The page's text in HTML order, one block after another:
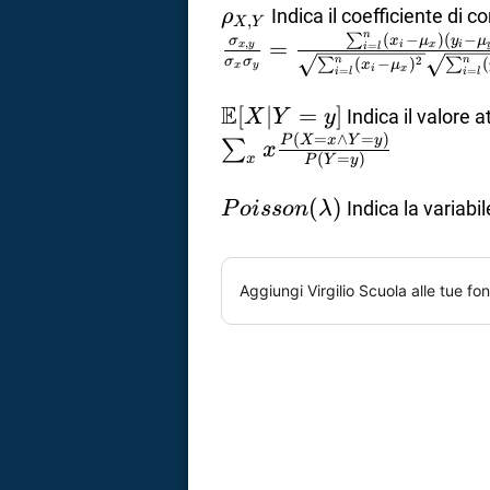
\rho_{X,Y}
ρX ,Y Indica il coefficiente di
σx σy
σx,y =
∑i=l
n (xi −μx )2 ∑i=l
n (
∑i=l
n (xi −μx )(yi −μ
\mathbb{E}
[X\vert
Y=y]
E[X∣Y = y] Indica il valore
∑x x P(Y =y)
P(X=x∧Y =y)
Poisson(\lambda)
Poisson(λ) Indica la
Aggiungi Virgilio Scuola alle tue